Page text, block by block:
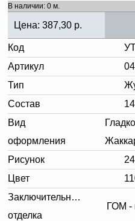
В наличии: 0 м.
Цена: 387,30 р.
Код
Артикул
Тип
Состав
Вид
оформления
Рисунок
Цвет
Заключительная
отделка
ГОМ -